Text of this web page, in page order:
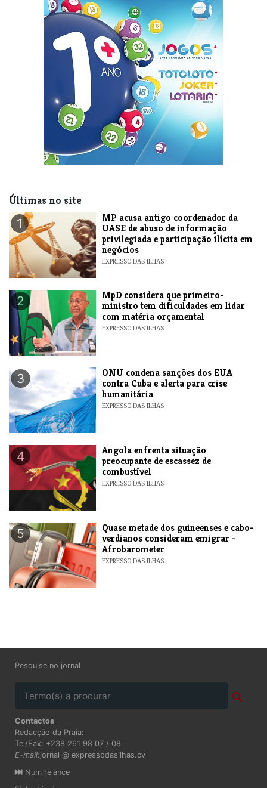
Últimas no site
1
MP acusa antigo coordenador da
UASE de abuso de informação
privilegiada e participação ilícita em
negócios
EXPRESSO DAS ILHAS
2
MpD considera que primeiro-
ministro tem dificuldades em lidar
com matéria orçamental
EXPRESSO DAS ILHAS
3
ONU condena sanções dos EUA
contra Cuba e alerta para crise
humanitária
EXPRESSO DAS ILHAS
4
Angola enfrenta situação
preocupante de escassez de
combustível
EXPRESSO DAS ILHAS
5
Quase metade dos guineenses e cabo-
verdianos consideram emigrar -
Afrobarometer
EXPRESSO DAS ILHAS
Pesquise no jornal
Contactos
Redacção da Praia:
Tel/Fax: +238 261 98 07 / 08
E-mail:jornal @ expressodasilhas.cv
Num relance